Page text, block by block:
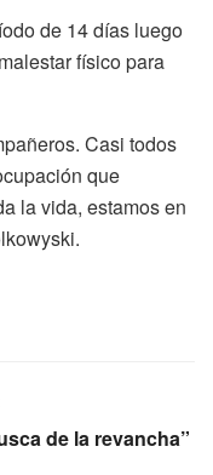
de 14 días luego
físico para
Casi todos
que
la vida, estamos en
de la revancha”